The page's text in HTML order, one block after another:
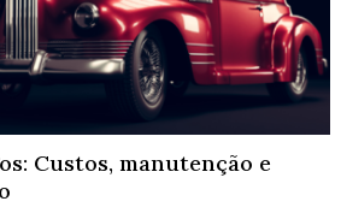
Custos, manutenção e